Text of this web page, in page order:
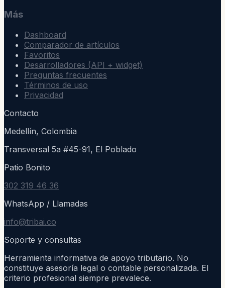
Más
Dashboard
Comparador de artículos
Favoritos
Desarrolladores (API + widget)
Preguntas frecuentes
Términos de uso
Privacidad
Contacto
Medellín, Colombia
Transversal 5a #45-91, El Poblado
Patio Bonito
302 319 46 36
WhatsApp / Llamadas
info@tribai.co
Soporte y consultas
Herramienta informativa de apoyo tributario. No
constituye asesoría legal o contable personalizada. El
criterio profesional siempre prevalece.